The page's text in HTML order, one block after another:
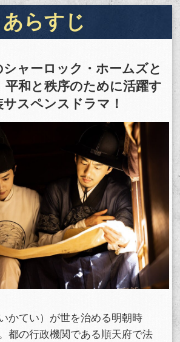
削除も可能です。
サイト内で表示される作品の表示制限が可能
スマホなどでRakuten TVを視聴する際のデバ
イス連携の設定ができます。
視聴年齢制限の変更時にパスコード入力が求
められるのでお子さまがいても安心です。
メルマガの配信停止、配信先のメールアドレ
スの変更が可能です。
定額見放題コンテンツの解約はこちらから可
能です。
ログアウト
あらすじ
ャーロック・ホームズと
平和と秩序のために活躍す
サスペンスドラマ！
かてい）が世を治める明朝時
都の行政機関である順天府で法